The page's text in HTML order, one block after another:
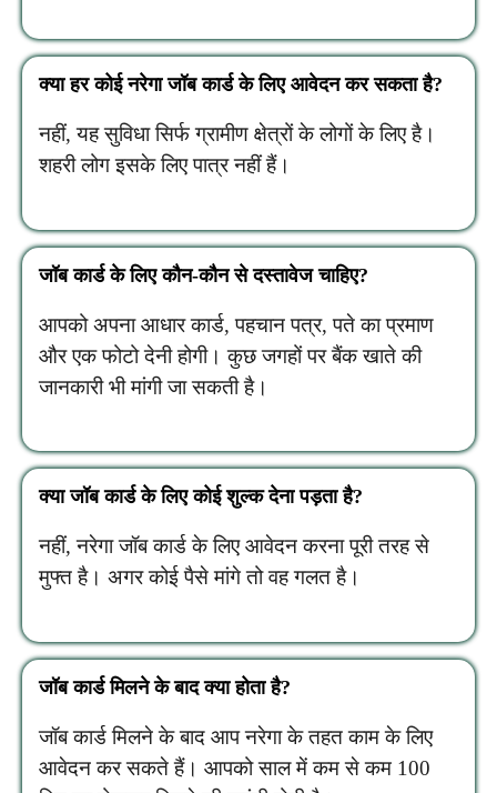
क्या हर कोई नरेगा जॉब कार्ड के लिए आवेदन कर सकता है?
नहीं, यह सुविधा सिर्फ ग्रामीण क्षेत्रों के लोगों के लिए है।
शहरी लोग इसके लिए पात्र नहीं हैं।
जॉब कार्ड के लिए कौन-कौन से दस्तावेज चाहिए?
आपको अपना आधार कार्ड, पहचान पत्र, पते का प्रमाण
और एक फोटो देनी होगी। कुछ जगहों पर बैंक खाते की
जानकारी भी मांगी जा सकती है।
क्या जॉब कार्ड के लिए कोई शुल्क देना पड़ता है?
नहीं, नरेगा जॉब कार्ड के लिए आवेदन करना पूरी तरह से
मुफ्त है। अगर कोई पैसे मांगे तो वह गलत है।
जॉब कार्ड मिलने के बाद क्या होता है?
जॉब कार्ड मिलने के बाद आप नरेगा के तहत काम के लिए
आवेदन कर सकते हैं। आपको साल में कम से कम 100